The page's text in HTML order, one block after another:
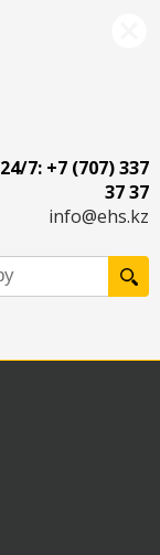
7: +7 (707) 337
37 37
info@ehs.kz